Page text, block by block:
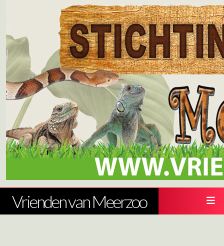
Vrienden van Meerzoo